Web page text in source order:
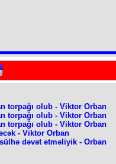
torpağı olub - Viktor Orban
torpağı olub - Viktor Orban
torpağı olub - Viktor Orban
- Viktor Orban
dəvət etməliyik - Orban